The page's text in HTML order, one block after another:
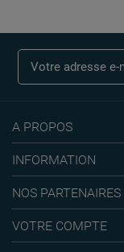
A PROPOS
INFORMATION
NOS PARTENAIRES
VOTRE COMPTE